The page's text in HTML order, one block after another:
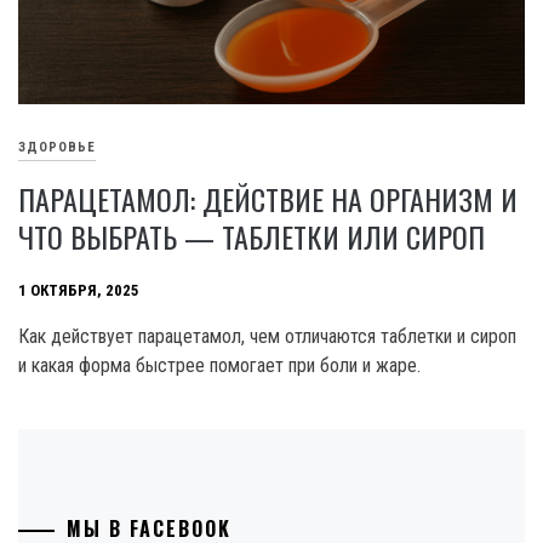
ЗДОРОВЬЕ
ПАРАЦЕТАМОЛ: ДЕЙСТВИЕ НА ОРГАНИЗМ И
ЧТО ВЫБРАТЬ — ТАБЛЕТКИ ИЛИ СИРОП
1 ОКТЯБРЯ, 2025
Как действует парацетамол, чем отличаются таблетки и сироп
и какая форма быстрее помогает при боли и жаре.
МЫ В FACEBOOK